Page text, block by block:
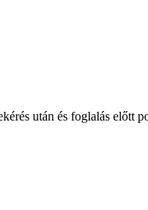
után és foglalás előtt